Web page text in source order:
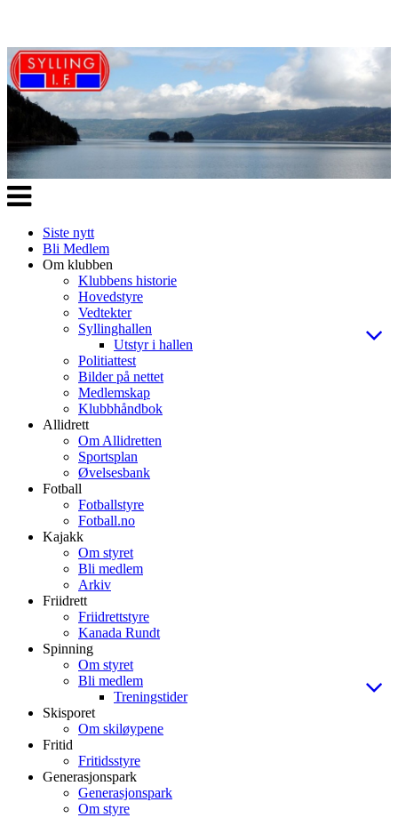
Veksle
navigasjon
Siste nytt
Bli Medlem
Om klubben
Klubbens historie
Hovedstyre
Vedtekter
Syllinghallen
Utstyr i hallen
Politiattest
Bilder på nettet
Medlemskap
Klubbhåndbok
Allidrett
Om Allidretten
Sportsplan
Øvelsesbank
Fotball
Fotballstyre
Fotball.no
Kajakk
Om styret
Bli medlem
Arkiv
Friidrett
Friidrettstyre
Kanada Rundt
Spinning
Om styret
Bli medlem
Treningstider
Skisporet
Om skiløypene
Fritid
Fritidsstyre
Generasjonspark
Generasjonspark
Om styre